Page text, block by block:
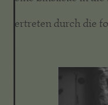
Vertreten durch die